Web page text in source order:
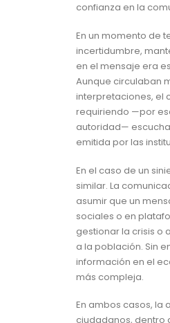
confianza en la
En un momento de
incertidumbre,
en el mensaje era
Aunque circulaban
interpretaciones, el
requiriendo —por
autoridad—
emitida por las
En el caso de un
similar. La
asumir que un
sociales o en
gestionar la crisis o
a la población. Sin
información en el
más compleja.
En ambos casos, la
ciudadanos, dentro